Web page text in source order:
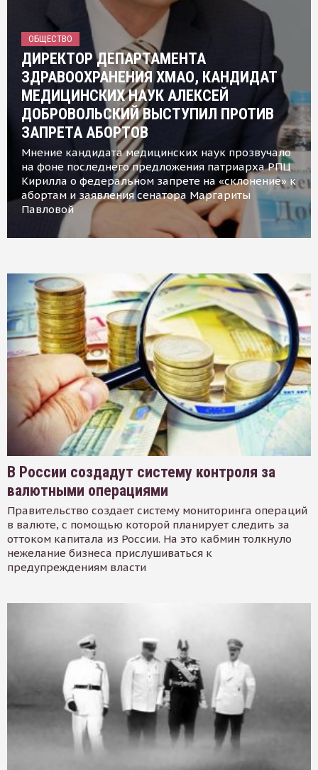
ОБЩЕСТВО
ДИРЕКТОР ДЕПАРТАМЕНТА
ЗДРАВООХРАНЕНИЯ ХМАО, КАНДИДАТ
МЕДИЦИНСКИХ НАУК АЛЕКСЕЙ
ДОБРОВОЛЬСКИЙ ВЫСТУПИЛ ПРОТИВ
ЗАПРЕТА АБОРТОВ
Мнение кандидата медицинских наук прозвучало
на фоне последнего предложения патриарха РПЦ
Кирилла о федеральном запрете на «склонение» к
абортам и заявления сенатора Маргариты
Павловой
В России создадут систему контроля за
валютными операциями
Правительство создает систему мониторинга операций
в валюте, с помощью которой планирует следить за
оттоком капитала из России. На это кабмин толкнуло
нежелание бизнеса прислушиваться к
предупреждениям власти